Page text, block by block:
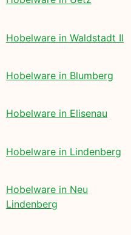
Hobelware in Waldstadt II
Hobelware in Blumberg
Hobelware in Elisenau
Hobelware in Lindenberg
Hobelware in Neu
Lindenberg